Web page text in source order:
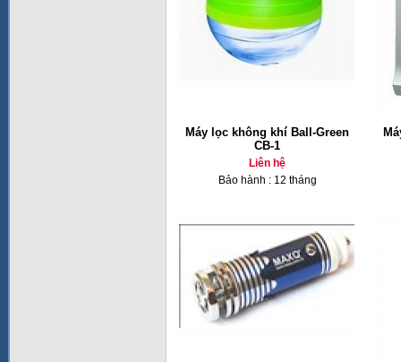
Máy lọc không khí Ball-Green
CB-1
Liên hệ
Bảo hành : 12 tháng